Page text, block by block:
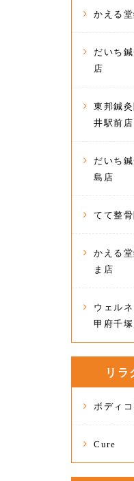
かえる
だいち
店
東邦鍼
井駅前店
だいち
島店
てて整
かえる
ま店
ウェル
甲府千
リラ
ボディ
Cure